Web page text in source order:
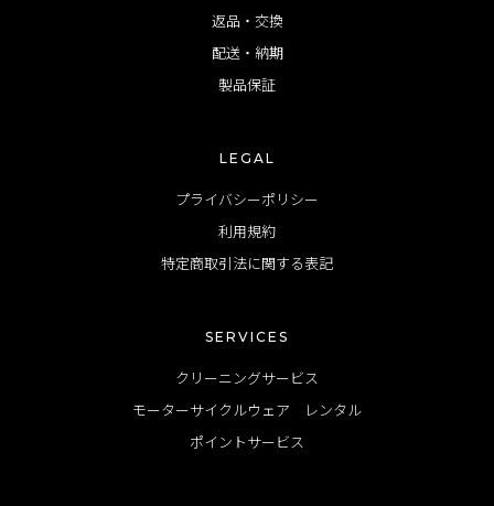
返品・交換
配送・納期
製品保証
LEGAL
プライバシーポリシー
利用規約
特定商取引法に関する表記
SERVICES
クリーニングサービス
モーターサイクルウェア レンタル
ポイントサービス